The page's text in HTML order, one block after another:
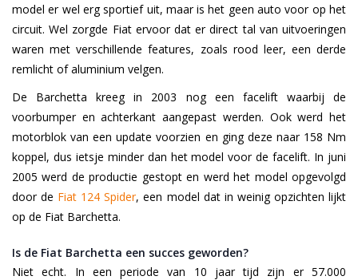
model er wel erg sportief uit, maar is het geen auto voor op het
circuit. Wel zorgde Fiat ervoor dat er direct tal van uitvoeringen
waren met verschillende features, zoals rood leer, een derde
remlicht of aluminium velgen.
De Barchetta kreeg in 2003 nog een facelift waarbij de
voorbumper en achterkant aangepast werden. Ook werd het
motorblok van een update voorzien en ging deze naar 158 Nm
koppel, dus ietsje minder dan het model voor de facelift. In juni
2005 werd de productie gestopt en werd het model opgevolgd
door de Fiat 124 Spider, een model dat in weinig opzichten lijkt
op de Fiat Barchetta.
Is de Fiat Barchetta een succes geworden?
Niet echt. In een periode van 10 jaar tijd zijn er 57.000